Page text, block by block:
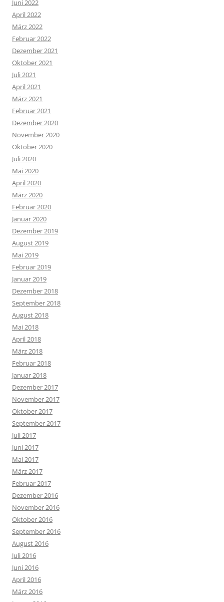
Juni 2022
April 2022
März 2022
Februar 2022
Dezember 2021
Oktober 2021
Juli 2021
April 2021
März 2021
Februar 2021
Dezember 2020
November 2020
Oktober 2020
Juli 2020
Mai 2020
April 2020
März 2020
Februar 2020
Januar 2020
Dezember 2019
August 2019
Mai 2019
Februar 2019
Januar 2019
Dezember 2018
September 2018
August 2018
Mai 2018
April 2018
März 2018
Februar 2018
Januar 2018
Dezember 2017
November 2017
Oktober 2017
September 2017
Juli 2017
Juni 2017
Mai 2017
März 2017
Februar 2017
Dezember 2016
November 2016
Oktober 2016
September 2016
August 2016
Juli 2016
Juni 2016
April 2016
März 2016